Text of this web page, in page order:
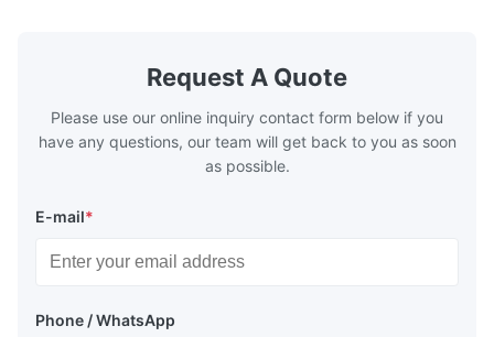
UV plate making machine Flexo plate
making machine Monochrome / Dual
Request A Quote
Please use our online inquiry contact form below if you
have any questions, our team will get back to you as soon
as possible.
E-mail*
Phone / WhatsApp